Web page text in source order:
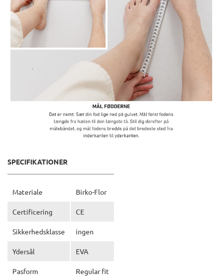
SPECIFIKATIONER
Materiale Birko-Flor
Certificering CE
Sikkerhedsklasse ingen
Ydersål EVA
Pasform Regular fit